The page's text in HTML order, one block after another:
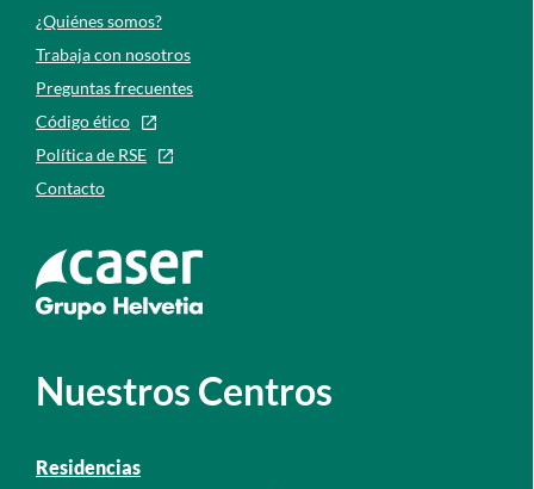
¿Quiénes somos?
Trabaja con nosotros
Preguntas frecuentes
Código ético
Política de RSE
Contacto
Ir a la web de caser
Nuestros Centros
Residencias